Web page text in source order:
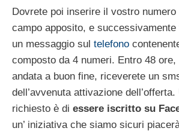
Dovrete poi inserire il vostro numero
campo apposito, e
un messaggio sul telefono
composto da 4 numeri. Entro 48
andata a buon fine, riceverete un
dell’avvenuta attivazione dell’offerta.
richiesto è di essere iscritto su
un’ iniziativa che siamo sicuri